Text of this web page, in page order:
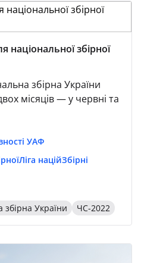
національної збірної
збірна України
місяців — у червні та
УАФ
Ліга наційЗбірні
збірна України ЧС-2022